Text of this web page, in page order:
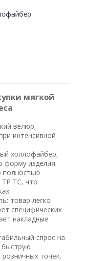
мягкой
велюр,
интенсивной
холлофайбер,
форму изделия.
полностью
ТР ТС, что
товар легко
специфических
накладные
спрос на
быструю
точек.